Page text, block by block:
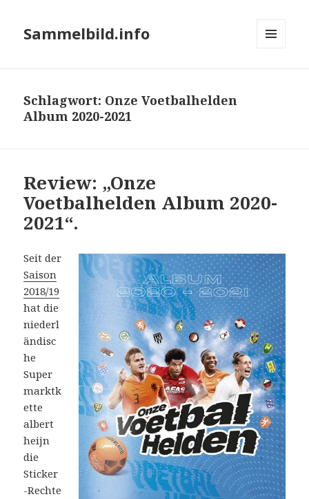
Sammelbild.info
Schlagwort: Onze Voetbalhelden
Album 2020-2021
Review: „Onze
Voetbalhelden Album 2020-
2021“.
Seit der
Saison
2018/19
hat die
niederl
ändisc
he
Super
marktk
ette
albert
heijn
die
Sticker
-Rechte